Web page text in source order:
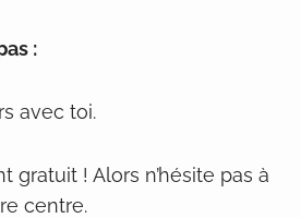
:
avec toi.
gratuit ! Alors n’hésite pas à
centre.